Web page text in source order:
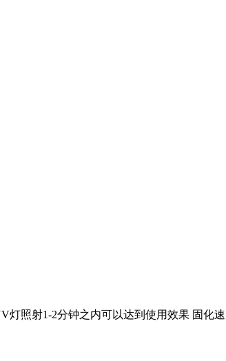
照射1-2分钟之内可以达到使用效果 固化